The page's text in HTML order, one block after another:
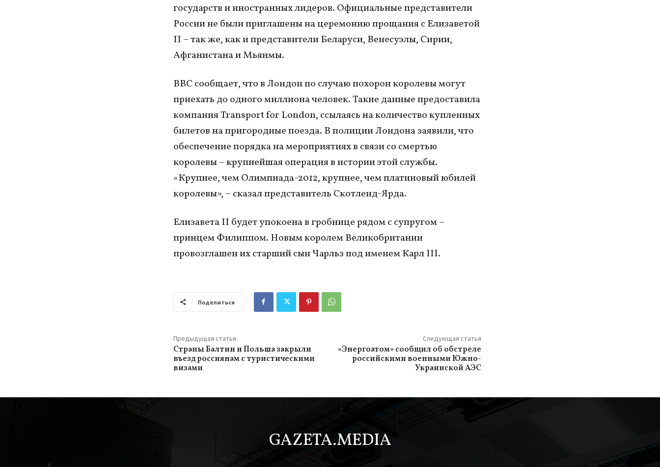
государств и иностранных лидеров. Официальные представители
России не были приглашены на церемонию прощания с Елизаветой
II – так же, как и представители Беларуси, Венесуэлы, Сирии,
Афганистана и Мьянмы.
ВВС сообщает, что в Лондон по случаю похорон королевы могут
приехать до одного миллиона человек. Такие данные предоставила
компания Transport for London, ссылаясь на количество купленных
билетов на пригородные поезда. В полиции Лондона заявили, что
обеспечение порядка на мероприятиях в связи со смертью
королевы – крупнейшая операция в истории этой службы.
«Крупнее, чем Олимпиада-2012, крупнее, чем платиновый юбилей
королевы», – сказал представитель Скотленд-Ярда.
Елизавета II будет упокоена в гробнице рядом с супругом –
принцем Филиппом. Новым королем Великобритании
провозглашен их старший сын Чарльз под именем Карл III.
Поделиться
Предыдущая статья
Страны Балтии и Польша закрыли
въезд россиянам с туристическими
визами
Следующая статья
«Энергоатом» сообщил об обстреле
российскими военными Южно-
Украинской АЭС
GAZETA.MEDIA